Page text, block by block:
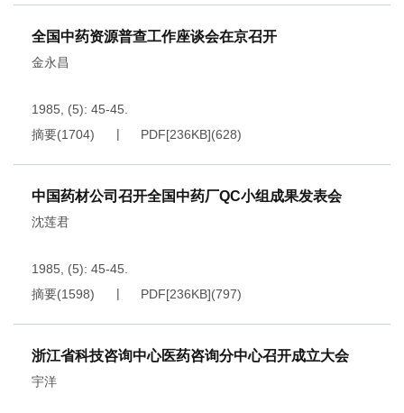
全国中药资源普查工作座谈会在京召开
金永昌
1985, (5): 45-45.
摘要(1704) PDF[236KB](628)
中国药材公司召开全国中药厂QC小组成果发表会
沈莲君
1985, (5): 45-45.
摘要(1598) PDF[236KB](797)
浙江省科技咨询中心医药咨询分中心召开成立大会
宇洋